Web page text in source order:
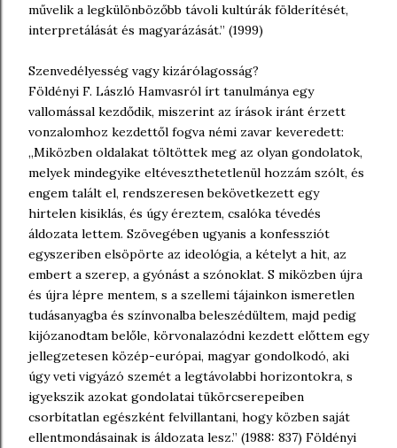
művelik a legkülönbözőbb távoli kultúrák földerítését,
interpretálását és magyarázását.” (1999)
Szenvedélyesség vagy kizárólagosság?
Földényi F. László Hamvasról írt tanulmánya egy
vallomással kezdődik, miszerint az írások iránt érzett
vonzalomhoz kezdettől fogva némi zavar keveredett:
„Miközben oldalakat töltöttek meg az olyan gondolatok,
melyek mindegyike eltéveszthetetlenül hozzám szólt, és
engem talált el, rendszeresen bekövetkezett egy
hirtelen kisiklás, és úgy éreztem, csalóka tévedés
áldozata lettem. Szövegében ugyanis a konfessziót
egyszeriben elsöpörte az ideológia, a kételyt a hit, az
embert a szerep, a gyónást a szónoklat. S miközben újra
és újra lépre mentem, s a szellemi tájainkon ismeretlen
tudásanyagba és színvonalba beleszédültem, majd pedig
kijózanodtam belőle, körvonalazódni kezdett előttem egy
jellegzetesen közép-európai, magyar gondolkodó, aki
úgy veti vigyázó szemét a legtávolabbi horizontokra, s
igyekszik azokat gondolatai tükörcserepeiben
csorbítatlan egészként felvillantani, hogy közben saját
ellentmondásainak is áldozata lesz.” (1988: 837) Földényi